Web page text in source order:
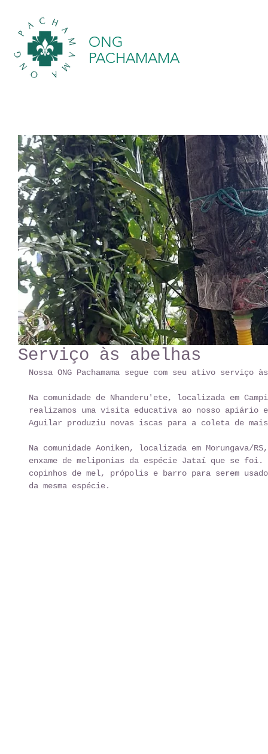
ONG
PACHAMAMA
Serviço às abelhas
Nossa ONG Pachamama segue com seu ativo serviço
Na comunidade de Nhanderu'ete, localizada em
realizamos uma visita educativa ao nosso apiário e
Aguilar produziu novas iscas para a coleta de mais
Na comunidade Aoniken, localizada em Morungava/
enxame de meliponias da espécie Jataí que se
copinhos de mel, própolis e barro para serem
da mesma espécie.